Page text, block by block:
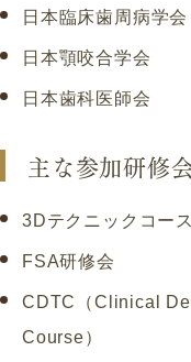
日本臨床歯周病学会
日本顎咬合学会
日本歯科医師会
主な参加研修
3Dテクニックコース
FSA研修会
CDTC（Clinical
Course）